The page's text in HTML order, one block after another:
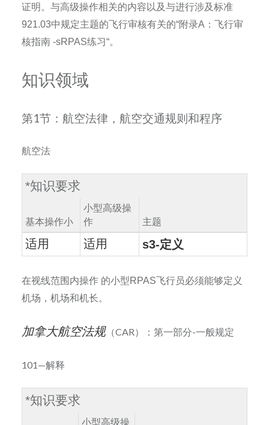
证明。与高级操作相关的内容以及与进行涉及标准
921.03中规定主题的飞行审核有关的“附录A ：飞行审
核指南-sRPAS练习“。
知识领域
第1节：航空法律，航空交通规则和程序
航空法
*知识要求
基本操作小
小型高级操
作
主题
适用 适用 s3-定义
在视线范围内操作 的小型RPAS飞行员必须能够定义
机场，机场和机长。
加拿大航空法规（CAR）：第一部分-一般规定
101—解释
*知识要求
小型高级操